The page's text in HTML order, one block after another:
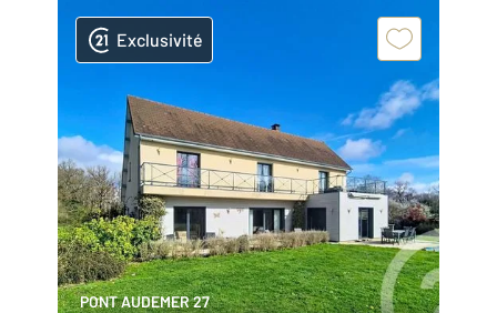
Exclusivité
PONT AUDEMER 27